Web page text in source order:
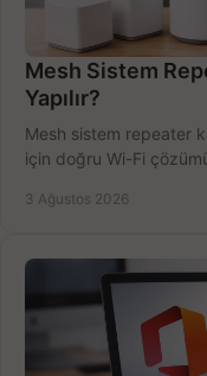
Mesh Sistem
Yapılır?
Mesh sistem repeater
için doğru Wi-Fi
3 Ağustos 2026